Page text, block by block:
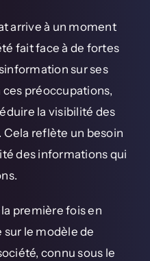
arrive à un moment
fait face à de fortes
sur ses
préoccupations,
la visibilité des
Cela reflète un besoin
des informations qui
première fois en
le modèle de
connu sous le